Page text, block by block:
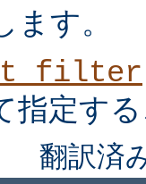
ます。
指定す
翻訳済